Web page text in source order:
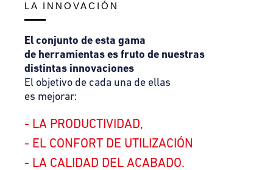
LA INNOVACIÓN
El conjunto de esta gama
de herramientas es fruto de nuestras
distintas innovaciones
El objetivo de cada una de ellas
es mejorar:
LA PRODUCTIVIDAD,
EL CONFORT DE UTILIZACIÓN
LA CALIDAD DEL ACABADO.